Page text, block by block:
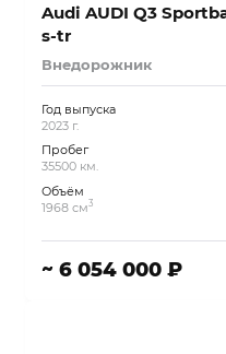
Audi AUDI Q3
s-tr
Внедорожник
Год выпуска
2023 г.
Пробег
35500 км.
Объём
1968 см3
~ 6 054 000 ₽